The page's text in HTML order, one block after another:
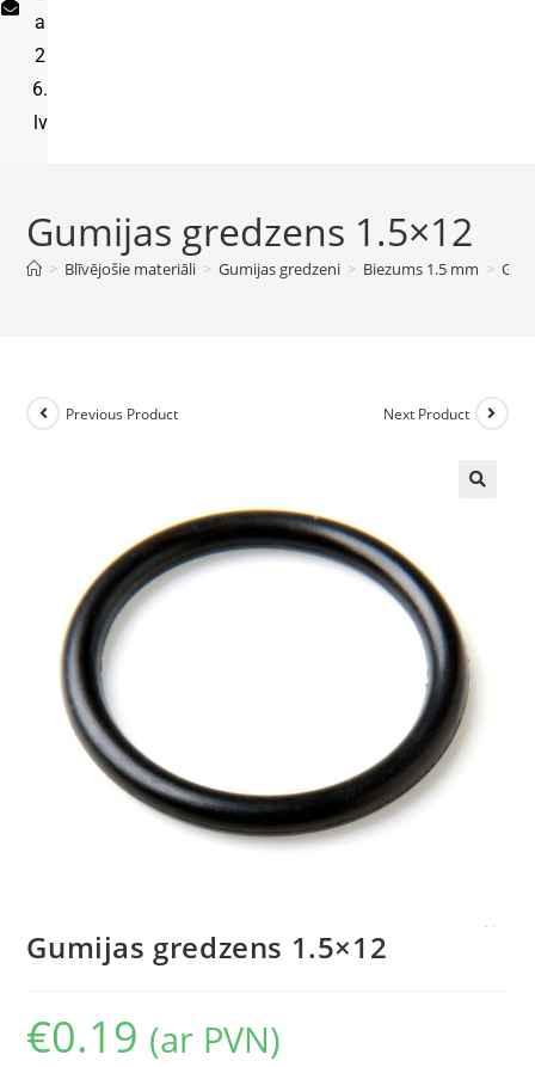
a
2
6.
lv
Gumijas gredzens 1.5×12
> Blīvējošie materiāli > Gumijas gredzeni > Biezums 1.5 mm >
Previous Product Next Product
Gumijas gredzens 1.5×12
€0.19 (ar PVN)